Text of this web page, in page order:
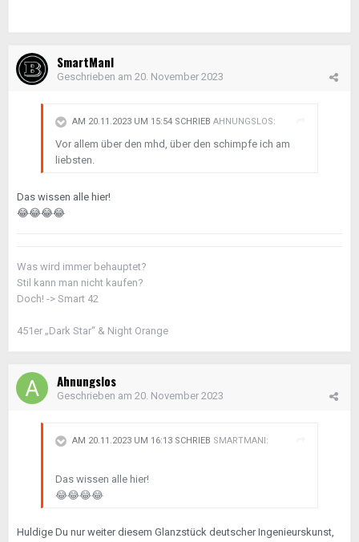
SmartManI
Geschrieben am 20. November 2023
AM 20.11.2023 UM 15:54 SCHRIEB AHNUNGSLOS:
Vor allem über den mhd, über den schimpfe ich am
liebsten.
Das wissen alle hier!
😂😂😂😂
Was wird immer behauptet?
Stil kann man nicht kaufen?
Doch! -> Smart 42
451er „Dark Star“ & Night Orange
Ahnungslos
Geschrieben am 20. November 2023
AM 20.11.2023 UM 16:13 SCHRIEB SMARTMANI :
Das wissen alle hier!
😂😂😂😂
Huldige Du nur weiter diesem Glanzstück deutscher Ingenieurskunst,